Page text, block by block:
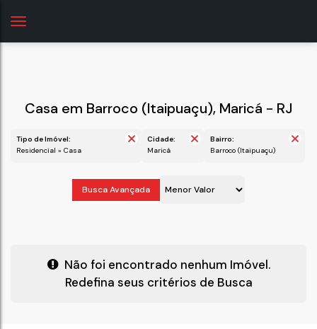
Casa em Barroco (Itaipuaçu), Maricá - RJ
Tipo de Imóvel:
Residencial » Casa
Cidade:
Maricá
Bairro:
Barroco (Itaipuaçu)
Busca Avançada
Não foi encontrado nenhum Imóvel.
Redefina seus critérios de Busca